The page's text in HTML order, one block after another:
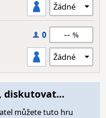
0 --
diskutovat…
můžete tuto hru